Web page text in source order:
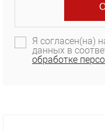
Я согласен(на)
данных в
обработке